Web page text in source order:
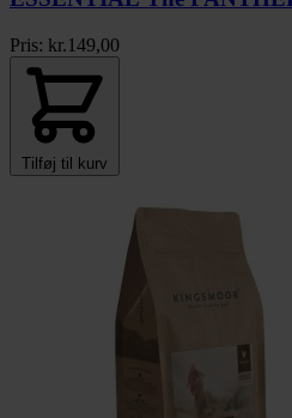
Pris: kr.149,00
Tilføj til kurv